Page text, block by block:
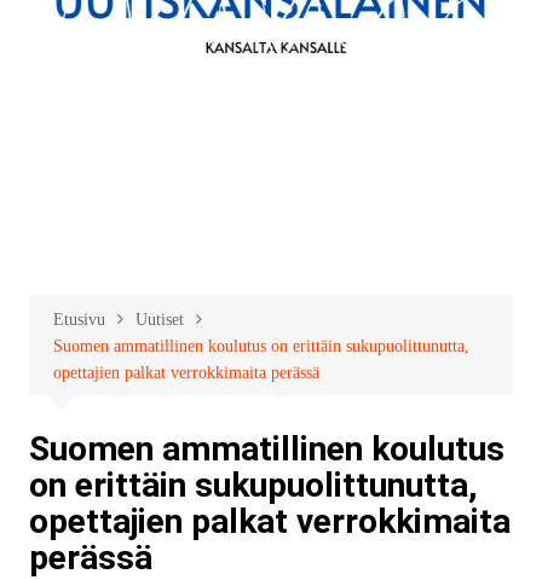
Etusivu
Uutiset
Suomen ammatillinen koulutus on erittäin sukupuolittunutta,
opettajien palkat verrokkimaita perässä
Suomen ammatillinen koulutus
on erittäin sukupuolittunutta,
opettajien palkat verrokkimaita
perässä